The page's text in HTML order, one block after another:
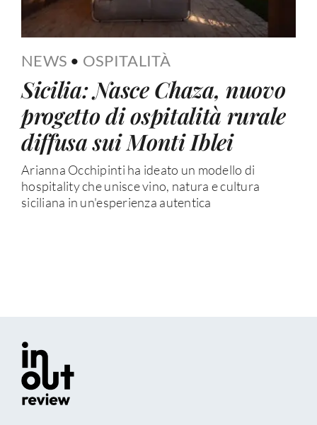
NEWS • OSPITALITÀ
Sicilia: Nasce Chaza, nuovo
progetto di ospitalità rurale
diffusa sui Monti Iblei
Arianna Occhipinti ha ideato un modello di
hospitality che unisce vino, natura e cultura
siciliana in un'esperienza autentica